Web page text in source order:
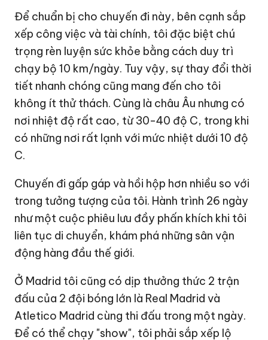
Để chuẩn bị cho chuyến đi này, bên cạnh sắp
xếp công việc và tài chính, tôi đặc biệt chú
trọng rèn luyện sức khỏe bằng cách duy trì
chạy bộ 10 km/ngày. Tuy vậy, sự thay đổi thời
tiết nhanh chóng cũng mang đến cho tôi
không ít thử thách. Cùng là châu Âu nhưng có
nơi nhiệt độ rất cao, từ 30-40 độ C, trong khi
có những nơi rất lạnh với mức nhiệt dưới 10 độ
C.
Chuyến đi gấp gáp và hồi hộp hơn nhiều so với
trong tưởng tượng của tôi. Hành trình 26 ngày
như một cuộc phiêu lưu đầy phấn khích khi tôi
liên tục di chuyển, khám phá những sân vận
động hàng đầu thế giới.
Ở Madrid tôi cũng có dịp thưởng thức 2 trận
đấu của 2 đội bóng lớn là Real Madrid và
Atletico Madrid cùng thi đấu trong một ngày.
Để có thể chạy "show", tôi phải sắp xếp lộ